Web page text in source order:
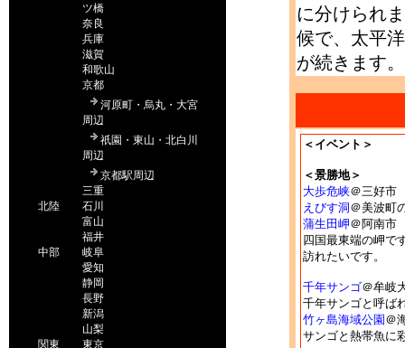
に分けられ
候で、太平
が続きます。
＜イベント＞
＜景勝地＞
大歩危峡＠三好市
えびす洞＠美波
蒲生田岬＠阿南
四国最東端の岬で
訪れたいです。
千年サンゴ＠牟岐
千年サンゴと呼ば
竹ヶ島海域公園 ＠
サンゴと熱帯魚に